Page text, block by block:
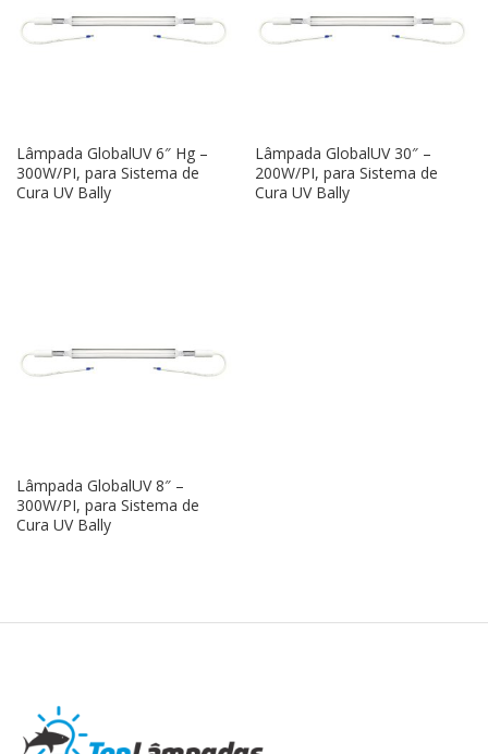
Lâmpada GlobalUV 6″ Hg –
300W/PI, para Sistema de
Cura UV Bally
Lâmpada GlobalUV 30″ –
200W/PI, para Sistema de
Cura UV Bally
Lâmpada GlobalUV 8″ –
300W/PI, para Sistema de
Cura UV Bally